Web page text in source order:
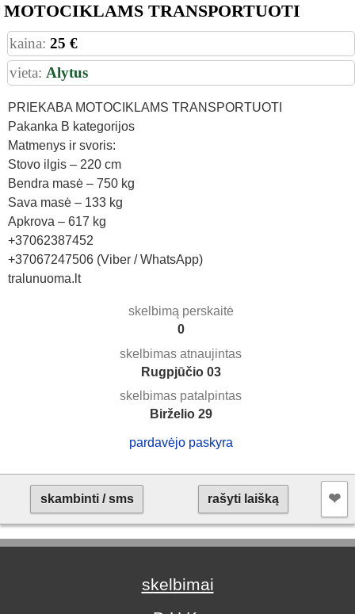
MOTOCIKLAMS TRANSPORTUOTI
kaina: 25 €
vieta: Alytus
PRIEKABA MOTOCIKLAMS TRANSPORTUOTI
Pakanka B kategorijos
Matmenys ir svoris:
Stovo ilgis – 220 cm
Bendra masė – 750 kg
Sava masė – 133 kg
Apkrova – 617 kg
+37062387452
+37067247506 (Viber / WhatsApp)
tralunuoma.lt
skelbimą perskaitė
0
skelbimas atnaujintas
Rugpjūčio 03
skelbimas patalpintas
Birželio 29
pardavėjo paskyra
skambinti / sms rašyti laišką ❤︎
skelbimai